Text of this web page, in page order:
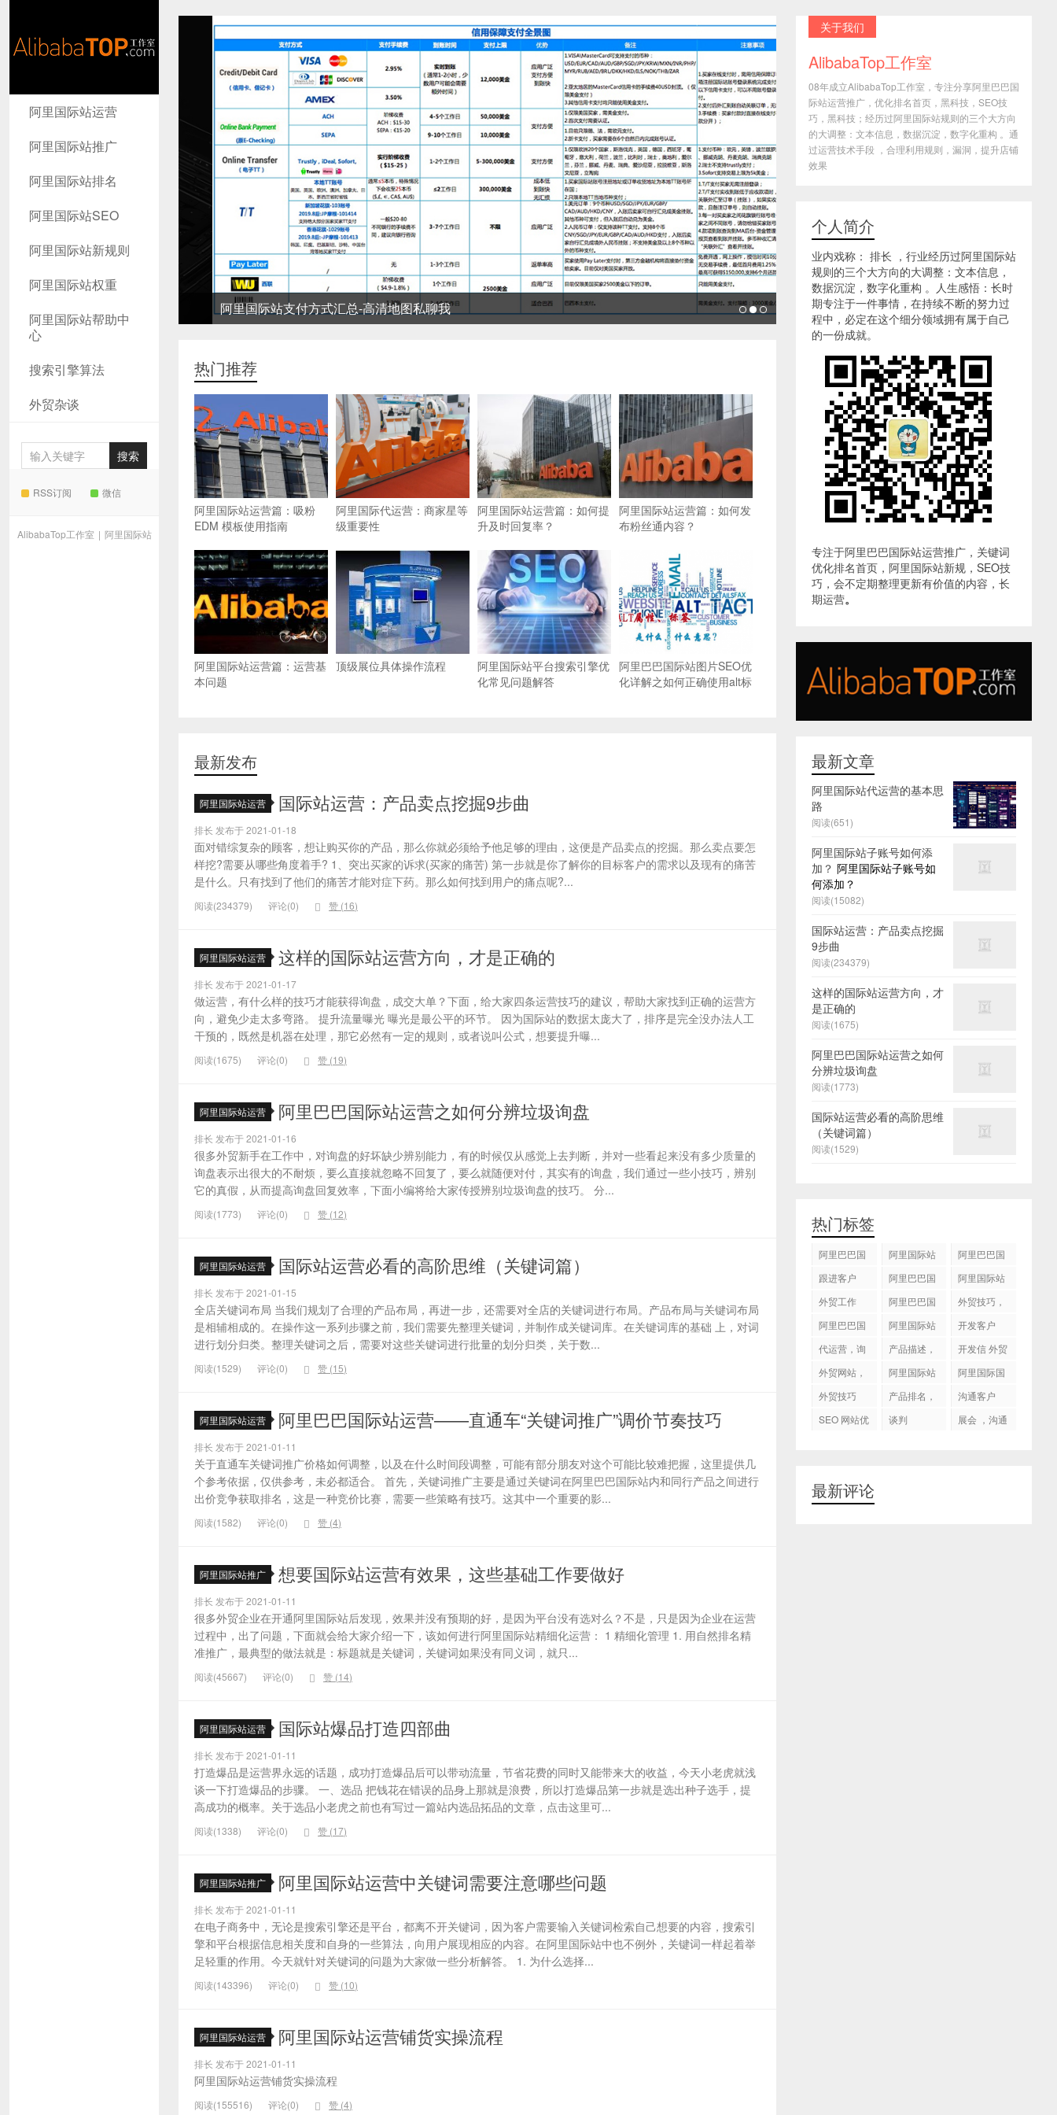
AlibabaTop
工作室
阿里国际站运营
阿里国际站推广
阿里国际站排名
阿里国际站SEO
阿里国际站新规则
阿里国际站权重
阿里国际站帮助中
心
搜索引擎算法
外贸杂谈
RSS订阅 微信
AlibabaTop工作室 | 阿里国际站
阿里国际站支付方式汇总-高清地图私聊我
热门推荐
阿里国际站运营篇：吸粉
EDM 模板使用指南
阿里国际代运营：商家星等
级重要性
阿里国际站运营篇：如何提
升及时回复率？
阿里国际站运营篇：如何发
布粉丝通内容？
阿里国际站运营篇：运营基
本问题
顶级展位具体操作流程
阿里国际站平台搜索引擎优
化常见问题解答
阿里巴巴国际站图片SEO优
化详解之如何正确使用alt标
最新发布
阿里国际站运营 国际站运营：产品卖点挖掘9步曲
排长 发布于 2021-01-18
面对错综复杂的顾客，想让购买你的产品，那么你就必须给予他足够的理由，这便是产品卖点的挖掘。那么卖点要怎
样挖?需要从哪些角度着手? 1、突出买家的诉求(买家的痛苦) 第一步就是你了解你的目标客户的需求以及现有的痛苦
是什么。只有找到了他们的痛苦才能对症下药。那么如何找到用户的痛点呢?...
阅读(234379) 评论(0) 赞 (16)
阿里国际站运营 这样的国际站运营方向，才是正确的
排长 发布于 2021-01-17
做运营，有什么样的技巧才能获得询盘，成交大单？下面，给大家四条运营技巧的建议，帮助大家找到正确的运营方
向，避免少走太多弯路。 提升流量曝光 曝光是最公平的环节。 因为国际站的数据太庞大了，排序是完全没办法人工
干预的，既然是机器在处理，那它必然有一定的规则，或者说叫公式，想要提升曝...
阅读(1675) 评论(0) 赞 (19)
阿里国际站运营 阿里巴巴国际站运营之如何分辨垃圾询盘
排长 发布于 2021-01-16
很多外贸新手在工作中，对询盘的好坏缺少辨别能力，有的时候仅从感觉上去判断，并对一些看起来没有多少质量的
询盘表示出很大的不耐烦，要么直接就忽略不回复了，要么就随便对付，其实有的询盘，我们通过一些小技巧，辨别
它的真假，从而提高询盘回复效率，下面小编将给大家传授辨别垃圾询盘的技巧。 分...
阅读(1773) 评论(0) 赞 (12)
阿里国际站运营 国际站运营必看的高阶思维（关键词篇）
排长 发布于 2021-01-15
全店关键词布局 当我们规划了合理的产品布局，再进一步，还需要对全店的关键词进行布局。产品布局与关键词布局
是相辅相成的。在操作这一系列步骤之前，我们需要先整理关键词，并制作成关键词库。在关键词库的基础 上，对词
进行划分归类。整理关键词之后，需要对这些关键词进行批量的划分归类，关于数...
阅读(1529) 评论(0) 赞 (15)
阿里国际站运营 阿里巴巴国际站运营——直通车“关键词推广”调价节奏技巧
排长 发布于 2021-01-11
关于直通车关键词推广价格如何调整，以及在什么时间段调整，可能有部分朋友对这个可能比较难把握，这里提供几
个参考依据，仅供参考，未必都适合。 首先，关键词推广主要是通过关键词在阿里巴巴国际站内和同行产品之间进行
出价竞争获取排名，这是一种竞价比赛，需要一些策略有技巧。这其中一个重要的影...
阅读(1582) 评论(0) 赞 (4)
阿里国际站推广 想要国际站运营有效果，这些基础工作要做好
排长 发布于 2021-01-11
很多外贸企业在开通阿里国际站后发现，效果并没有预期的好，是因为平台没有选对么？不是，只是因为企业在运营
过程中，出了问题，下面就会给大家介绍一下，该如何进行阿里国际站精细化运营： 1 精细化管理 1. 用自然排名精
准推广，最典型的做法就是：标题就是关键词，关键词如果没有同义词，就只...
阅读(45667) 评论(0) 赞 (14)
阿里国际站运营 国际站爆品打造四部曲
排长 发布于 2021-01-11
打造爆品是运营界永远的话题，成功打造爆品后可以带动流量，节省花费的同时又能带来大的收益，今天小老虎就浅
谈一下打造爆品的步骤。 一、选品 把钱花在错误的品身上那就是浪费，所以打造爆品第一步就是选出种子选手，提
高成功的概率。关于选品小老虎之前也有写过一篇站内选品拓品的文章，点击这里可...
阅读(1338) 评论(0) 赞 (17)
阿里国际站推广 阿里国际站运营中关键词需要注意哪些问题
排长 发布于 2021-01-11
在电子商务中，无论是搜索引擎还是平台，都离不开关键词，因为客户需要输入关键词检索自己想要的内容，搜索引
擎和平台根据信息相关度和自身的一些算法，向用户展现相应的内容。在阿里国际站中也不例外，关键词一样起着举
足轻重的作用。今天就针对关键词的问题为大家做一些分析解答。 1. 为什么选择...
阅读(143396) 评论(0) 赞 (10)
阿里国际站运营 阿里国际站运营铺货实操流程
排长 发布于 2021-01-11
阿里国际站运营铺货实操流程
阅读(155516) 评论(0) 赞 (4)
关于我们
AlibabaTop工作室
08年成立AlibabaTop工作室，专注分享阿里巴巴国
际站运营推广，优化排名首页，黑科技，SEO技
巧，黑科技；经历过阿里国际站规则的三个大方向
的大调整：文本信息，数据沉淀，数字化重构 。通
过运营技术手段 ，合理利用规则，漏洞，提升店铺
效果
个人简介
业内戏称： 排长 ，行业经历过阿里国际站
规则的三个大方向的大调整：文本信息，
数据沉淀，数字化重构 。人生感悟：长时
期专注于一件事情，在持续不断的努力过
程中，必定在这个细分领域拥有属于自己
的一份成就。
专注于阿里巴巴国际站运营推广，关键词
优化排名首页，阿里国际站新规，SEO技
巧，会不定期整理更新有价值的内容，长
期运营。
最新文章
阿里国际站代运营的基本思
路
阅读(651)
阿里国际站子账号如何添
加？ 阿里国际站子账号如
何添加？
阅读(15082)
国际站运营：产品卖点挖掘
9步曲
阅读(234379)
这样的国际站运营方向，才
是正确的
阅读(1675)
阿里巴巴国际站运营之如何
分辨垃圾询盘
阅读(1773)
国际站运营必看的高阶思维
（关键词篇）
阅读(1529)
热门标签
阿里巴巴国
阿里国际站
国际站托管
服务，阿里
服务
阿里巴巴国
跟进客户
阿里巴巴国
阿里国际站
外贸工作
阿里巴巴国
作
外贸技巧，
阿里巴巴国
化
阿里国际站
开发客户
代运营，询
产品描述，
开发信 外贸
外贸网站，
阿里国际站
阿里国际国
外贸技巧
产品排名，
沟通客户
SEO 网站优
谈判
展会 ，沟通
最新评论